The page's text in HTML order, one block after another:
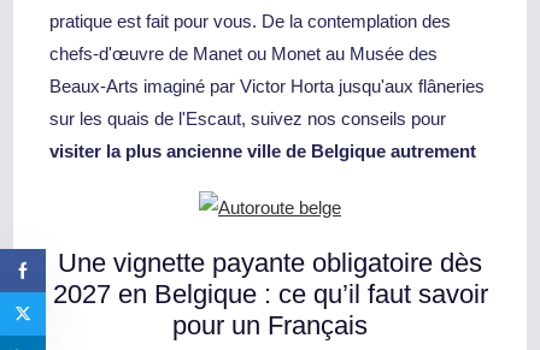
pratique est fait pour vous. De la contemplation des
chefs-d'œuvre de Manet ou Monet au Musée des
Beaux-Arts imaginé par Victor Horta jusqu'aux flâneries
sur les quais de l'Escaut, suivez nos conseils pour
visiter la plus ancienne ville de Belgique autrement
Une vignette payante obligatoire dès
2027 en Belgique : ce qu’il faut savoir
pour un Français